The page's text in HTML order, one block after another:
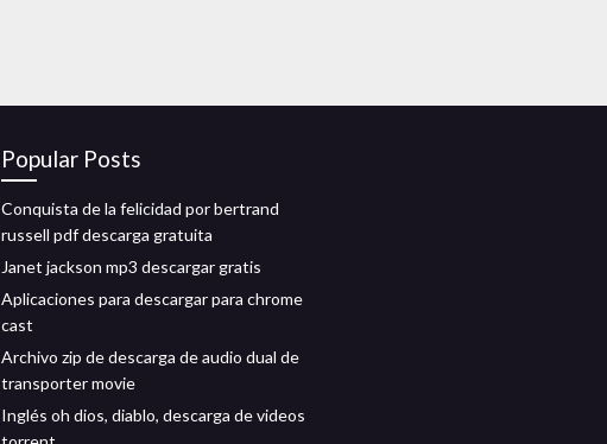
Popular Posts
Conquista de la felicidad por bertrand
russell pdf descarga gratuita
Janet jackson mp3 descargar gratis
Aplicaciones para descargar para chrome
cast
Archivo zip de descarga de audio dual de
transporter movie
Inglés oh dios, diablo, descarga de videos